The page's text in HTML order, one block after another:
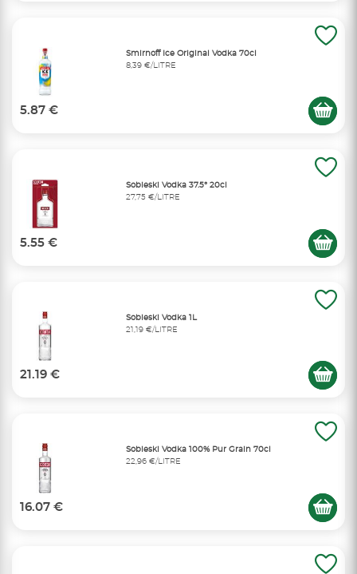
Smirnoff Ice Original Vodka 70cl
8,39 €/LITRE
5.87 €
Sobieski Vodka 37.5° 20cl
27,75 €/LITRE
5.55 €
Sobieski Vodka 1L
21,19 €/LITRE
21.19 €
Sobieski Vodka 100% Pur Grain 70cl
22,96 €/LITRE
16.07 €